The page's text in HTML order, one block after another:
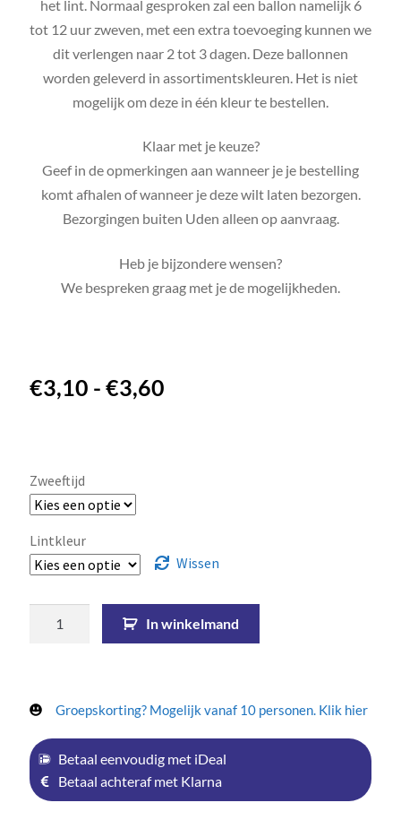
het lint. Normaal gesproken zal een ballon namelijk 6
tot 12 uur zweven, met een extra toevoeging kunnen we
dit verlengen naar 2 tot 3 dagen. Deze ballonnen
worden geleverd in assortimentskleuren. Het is niet
mogelijk om deze in één kleur te bestellen.
Klaar met je keuze?
Geef in de opmerkingen aan wanneer je je bestelling
komt afhalen of wanneer je deze wilt laten bezorgen.
Bezorgingen buiten Uden alleen op aanvraag.
Heb je bijzondere wensen?
We bespreken graag met je de mogelijkheden.
€3,10 - €3,60
Zweeftijd
Lintkleur
Wissen
In winkelmand
Groepskorting? Mogelijk vanaf 10 personen. Klik hier
Betaal eenvoudig met iDeal
Betaal achteraf met Klarna